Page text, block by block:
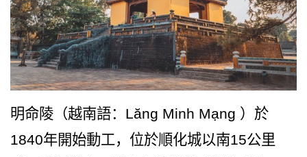
明命陵（越南語：Lăng Minh Mạng ）於
1840年開始動工，位於順化城以南15公里